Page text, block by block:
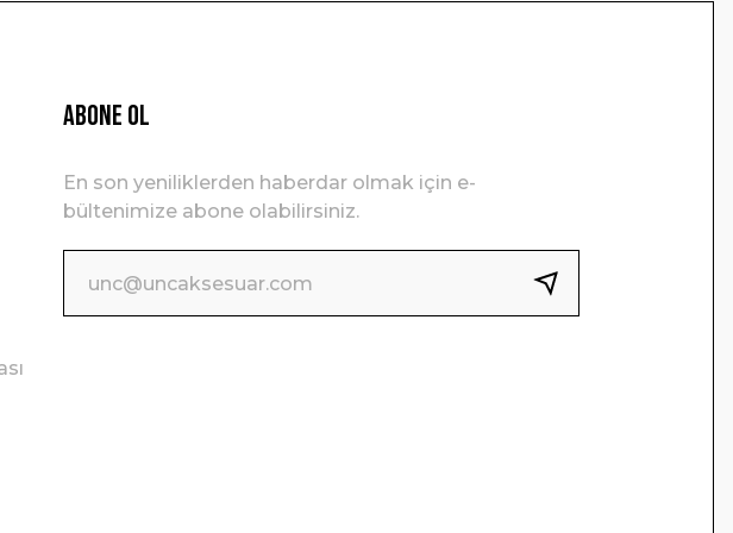
ABONE OL
En son yeniliklerden haberdar olmak için e-
bültenimize abone olabilirsiniz.